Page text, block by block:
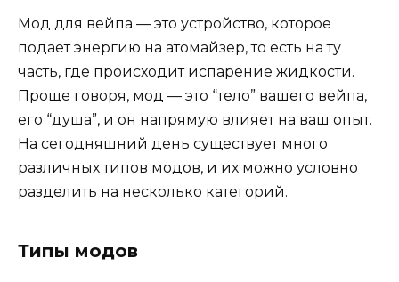
Мод для вейпа — это устройство, которое
подает энергию на атомайзер, то есть на ту
часть, где происходит испарение жидкости.
Проще говоря, мод — это “тело” вашего вейпа,
его “душа”, и он напрямую влияет на ваш опыт.
На сегодняшний день существует много
различных типов модов, и их можно условно
разделить на несколько категорий.
Типы модов